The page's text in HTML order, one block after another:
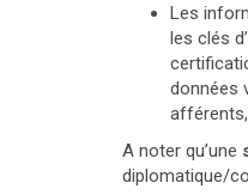
Les
les clés
données
A noter qu’une
diplomatique/